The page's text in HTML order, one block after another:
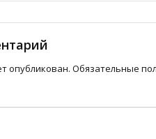
опубликован. Обязательные